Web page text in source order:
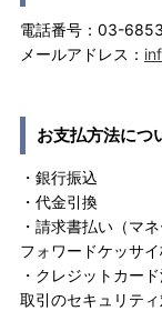
電話番号：03-
メールアドレス：
お支払方法につ
・銀行振込
・代金引換
・請求書払い（マ
フォワードケッサ
・クレジットカー
取引のセキュリテ